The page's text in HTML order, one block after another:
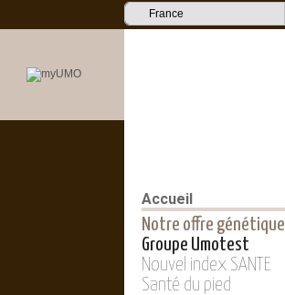
France
Accueil
Notre offre génétique
Groupe Umotest
Nouvel index SANTE
Santé du pied